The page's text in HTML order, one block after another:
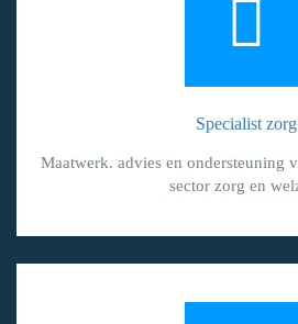
Specialist zorg
Maatwerk. advies en ondersteuning
sector zorg en